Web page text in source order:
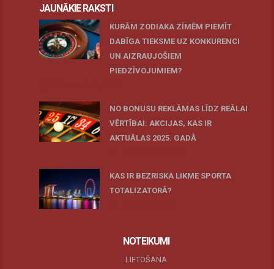
JAUNĀKIE RAKSTI
KURĀM ZODIAKA ZĪMĒM PIEMĪT
DABĪGA TIEKSME UZ KONKURENCI
UN AIZRAUJOŠIEM
PIEDZĪVOJUMIEM?
NO BONUSU REKLĀMAS LĪDZ REĀLAI
VĒRTĪBAI: AKCIJAS, KAS IR
AKTUĀLAS 2025. GADĀ
KAS IR BEZRISKA LIKME SPORTA
TOTALIZATORĀ?
NOTEIKUMI
LIETOŠANA